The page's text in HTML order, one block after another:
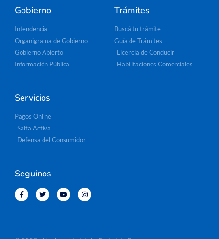
Gobierno
Intendencia
Organigrama de Gobierno
Gobierno Abierto
Información Pública
Trámites
Buscá tu trámite
Guía de Trámites
Licencia de Conducir
Habilitaciones Comerciales
Servicios
Pagos Online
Salta Activa
Defensa del Consumidor
Seguinos